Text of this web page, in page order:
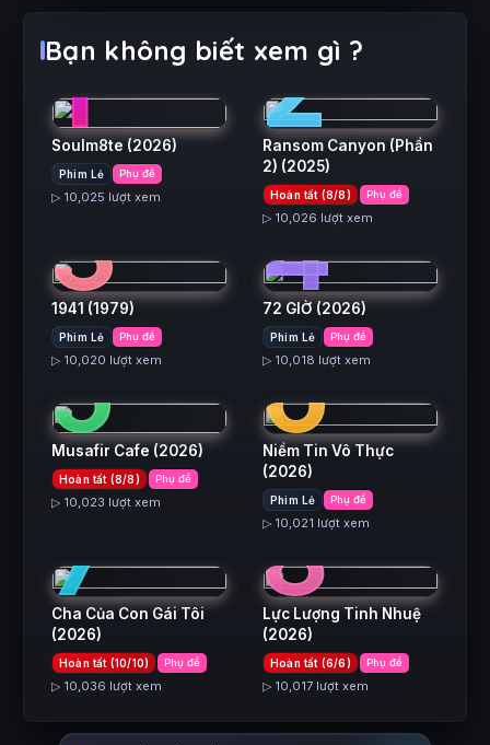
Bạn không biết xem gì ?
1
Soulm8te (2026)
Phim Lẻ Phụ đề
▷ 10,025 lượt xem
2
Ransom Canyon (Phần
2) (2025)
Hoàn tất (8/8) Phụ đề
▷ 10,026 lượt xem
3
1941 (1979)
Phim Lẻ Phụ đề
▷ 10,020 lượt xem
4
72 GIỜ (2026)
Phim Lẻ Phụ đề
▷ 10,018 lượt xem
5
Musafir Cafe (2026)
Hoàn tất (8/8) Phụ đề
▷ 10,023 lượt xem
6
Niềm Tin Vô Thực
(2026)
Phim Lẻ Phụ đề
▷ 10,021 lượt xem
7
Cha Của Con Gái Tôi
(2026)
Hoàn tất (10/10) Phụ đề
▷ 10,036 lượt xem
8
Lực Lượng Tinh Nhuệ
(2026)
Hoàn tất (6/6) Phụ đề
▷ 10,017 lượt xem